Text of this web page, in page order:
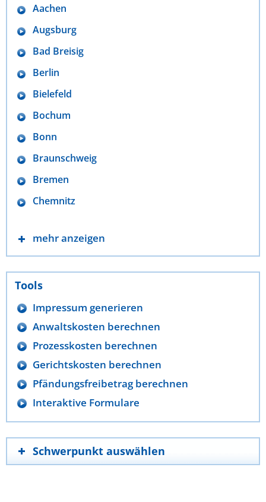
Aachen
Augsburg
Bad Breisig
Berlin
Bielefeld
Bochum
Bonn
Braunschweig
Bremen
Chemnitz
mehr anzeigen
Tools
Impressum generieren
Anwaltskosten berechnen
Prozesskosten berechnen
Gerichtskosten berechnen
Pfändungsfreibetrag berechnen
Interaktive Formulare
Schwerpunkt auswählen